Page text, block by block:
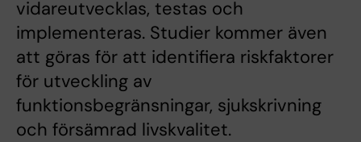
vidareutvecklas, testas och
implementeras. Studier kommer även
att göras för att identifiera riskfaktorer
för utveckling av
funktionsbegränsningar, sjukskrivning
och försämrad livskvalitet.